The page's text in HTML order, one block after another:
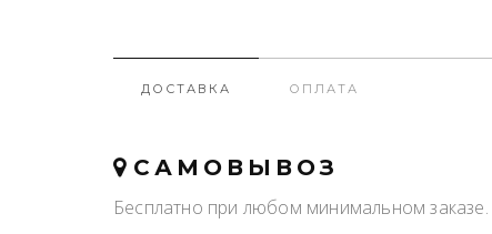
ДОСТАВКА ОПЛАТА
САМОВЫВОЗ
Бесплатно при любом минимальном